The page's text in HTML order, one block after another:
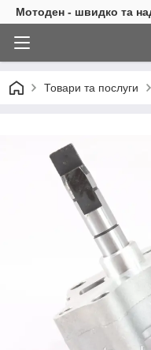
Мотоден - швидко та
Товари та послуги